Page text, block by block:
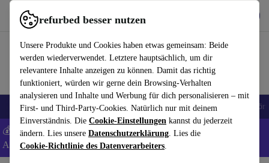
refurbed besser nutzen
Unsere Produkte und Cookies haben etwas gemeinsam: Beide
werden wiederverwendet. Letztere hauptsächlich, um dir
relevantere Inhalte anzeigen zu können. Damit das richtig
funktioniert, würden wir gerne dein Browsing-Verhalten
analysieren und Inhalte und Werbung für dich personalisieren – mit
First- und Third-Party-Cookies. Natürlich nur mit deinem
Einverständnis. Die Cookie-Einstellungen kannst du jederzeit
ändern. Lies unsere Datenschutzerklärung. Lies die
Cookie-Richtlinie des Datenverarbeiters.
refurbed schnell und einfach nutzen
🎒 Back to school Handys Laptops Tablets Smartwatches Zubehör
💰 Extra -5% auf Samsung- und Google-Smartphones - Code:
ANDROID5 -AGB